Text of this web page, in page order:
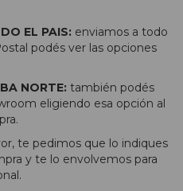
EL PAIS: enviamos a todo
podés ver las opciones
NORTE: también podés
eligiendo esa opción al
te pedimos que lo indiques
y te lo envolvemos para